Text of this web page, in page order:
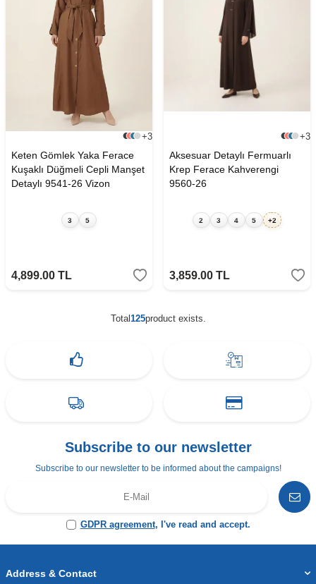
+3
Keten Gömlek Yaka Ferace
Kuşaklı Düğmeli Cepli Manşet
Detaylı 9541-26 Vizon
3 5
4,899.00 TL
+3
Aksesuar Detaylı Fermuarlı
Krep Ferace Kahverengi
9560-26
2 3 4 5 +2
3,859.00 TL
Total125product exists.
Subscribe to our newsletter
Subscribe to our newsletter to be informed about the campaigns!
GDPR agreement, I've read and accept.
Address & Contact